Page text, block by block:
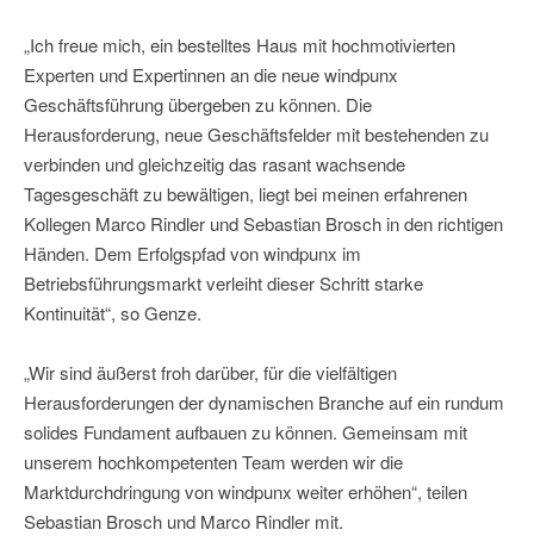
„Ich freue mich, ein bestelltes Haus mit hochmotivierten
Experten und Expertinnen an die neue windpunx
Geschäftsführung übergeben zu können. Die
Herausforderung, neue Geschäftsfelder mit bestehenden zu
verbinden und gleichzeitig das rasant wachsende
Tagesgeschäft zu bewältigen, liegt bei meinen erfahrenen
Kollegen Marco Rindler und Sebastian Brosch in den richtigen
Händen. Dem Erfolgspfad von windpunx im
Betriebsführungsmarkt verleiht dieser Schritt starke
Kontinuität“, so Genze.
„Wir sind äußerst froh darüber, für die vielfältigen
Herausforderungen der dynamischen Branche auf ein rundum
solides Fundament aufbauen zu können. Gemeinsam mit
unserem hochkompetenten Team werden wir die
Marktdurchdringung von windpunx weiter erhöhen“, teilen
Sebastian Brosch und Marco Rindler mit.